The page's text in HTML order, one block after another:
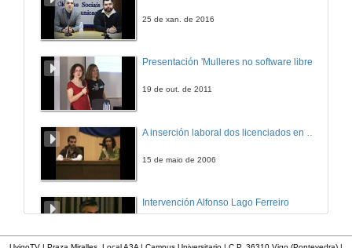
25 de xan. de 2016
Presentación 'Mulleres no software libre'
19 de out. de 2011
15 de maio de 2006
Intervención Alfonso Lago Ferreiro